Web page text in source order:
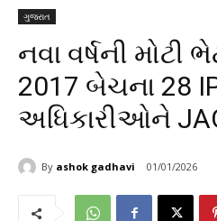
ગુજરાત
નવા વર્ષની મોટી
2017 બેચના 28
અધિકારીઓને
By ashok gadhavi 01/01/2026